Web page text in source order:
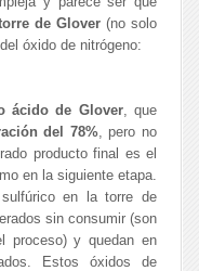
de Glover (no solo
óxido de nitrógeno:
ácido de Glover, que
del 78%, pero no
producto final es el
en la siguiente etapa.
en la torre de
sin consumir (son
proceso) y quedan en
Estos óxidos de